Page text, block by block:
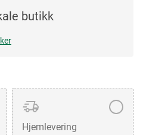
butikk
Hjemlevering